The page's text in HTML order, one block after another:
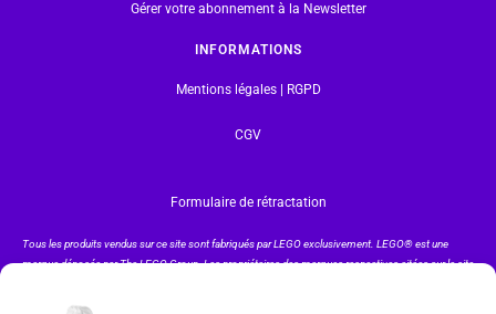
Gérer votre abonnement à la Newsletter
INFORMATIONS
Mentions légales | RGPD
CGV
Formulaire de rétractation
Tous les produits vendus sur ce site sont fabriqués par LEGO exclusivement. LEGO® est une
marque déposée par The LEGO Group. Les propriétaires des marques respectives citées sur le site